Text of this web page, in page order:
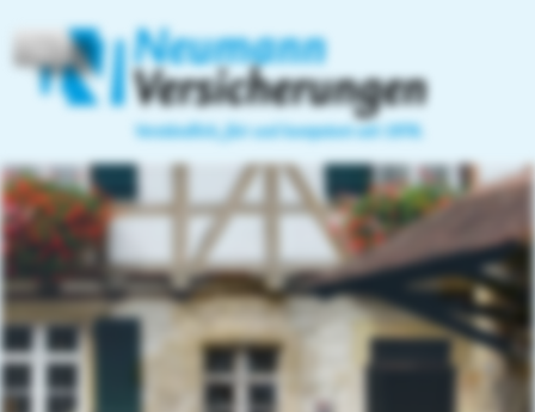
Heiko Neumann
Versicherungsmakler
Güntterstraße 7/1
71672 Marbach
07144-5624
07144-18234
Email:
info@versicherungsmakler-
neumann.de
http://www.versicherungsmakler-
Home
Privatversicherungen
Gewerbeversicherungen
Gewerbeversicherung
Sachversicherung
Kostenversicherung
Versorgung